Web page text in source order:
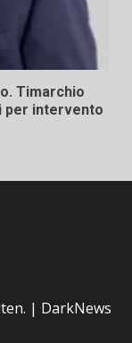
Timarchio
per intervento
| DarkNews